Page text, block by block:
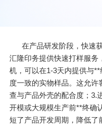
在产品研发阶段，快速
汇隆印务提供快速打样服务
机，可以在1-3天内提供与
度一致的实物样品。这允
查与产品外壳的配合度；3.
开模或大规模生产前**终确
短了产品开发周期，降低了